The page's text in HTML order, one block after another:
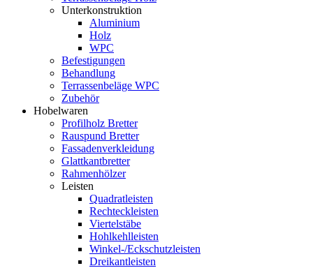
Unterkonstruktion
Aluminium
Holz
WPC
Befestigungen
Behandlung
Terrassenbeläge WPC
Zubehör
Hobelwaren
Profilholz Bretter
Rauspund Bretter
Fassadenverkleidung
Glattkantbretter
Rahmenhölzer
Leisten
Quadratleisten
Rechteckleisten
Viertelstäbe
Hohlkehlleisten
Winkel-/Eckschutzleisten
Dreikantleisten